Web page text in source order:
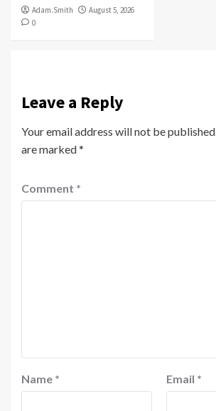
Adam.Smith
August 5, 2026
0
Leave a Reply
Your email address will not be published.
are marked*
Comment *
Name * Email *